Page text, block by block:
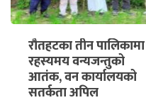
रौतहटका तीन पालिकामा
रहस्यमय वन्यजन्तुको
आतंक, वन कार्यालयको
सतर्कता अपिल